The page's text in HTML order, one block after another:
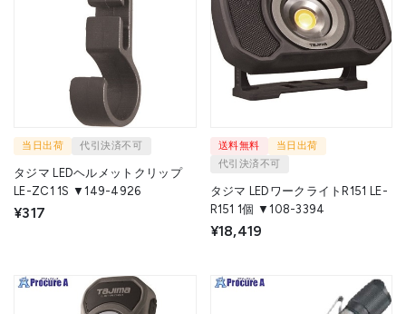
当日出荷 代引決済不可
タジマ LEDヘルメットクリップ
LE-ZC1 1S ▼149-4926
¥317
送料無料
当日出荷
代引決済不可
タジマ LEDワークライトR151 LE-
R151 1個 ▼108-3394
¥18,419